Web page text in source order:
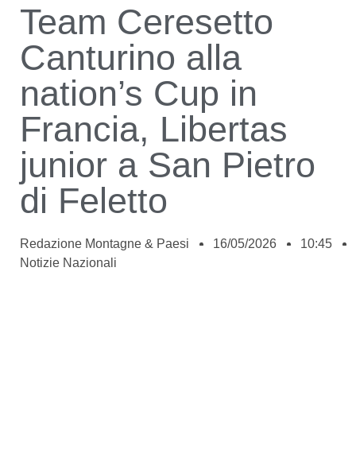
Team Ceresetto
Canturino alla
nation’s Cup in
Francia, Libertas
junior a San Pietro
di Feletto
Redazione Montagne & Paesi 16/05/2026
10:45
Notizie Nazionali